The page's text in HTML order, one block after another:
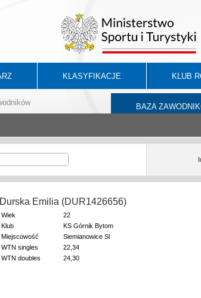
KLASYFIKACJE KLUB
BAZA
Durska Emilia (DUR1426656)
Wiek
22
Klub
KS Górnik Bytom
Miejscowość
Siemianowice Sl
WTN singles
22,34
WTN doubles
24,30